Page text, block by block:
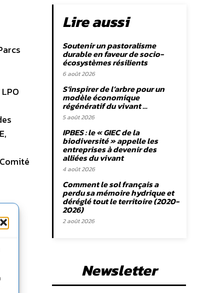
Lire aussi
Soutenir un pastoralisme
durable en faveur de socio-
écosystèmes résilients
6 août 2026
S’inspirer de l’arbre pour un
modèle économique
régénératif du vivant …
5 août 2026
IPBES : le « GIEC de la
biodiversité » appelle les
entreprises à devenir des
alliées du vivant
4 août 2026
Comment le sol français a
perdu sa mémoire hydrique et
déréglé tout le territoire (2020-
2026)
2 août 2026
Newsletter